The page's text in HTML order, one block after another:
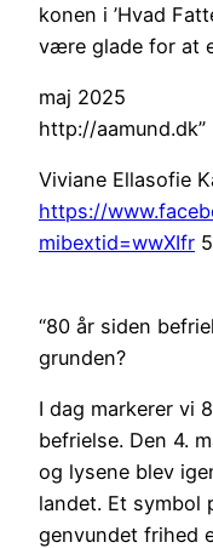
konen i ’Hvad
være glade for at
maj 2025
http://aamund.dk”
Viviane Ellasofie
https://
mibextid=wwXIfr
“80 år siden
grunden?
I dag markerer vi
befrielse. Den 4.
og lysene blev
landet. Et symbol
genvundet frihed